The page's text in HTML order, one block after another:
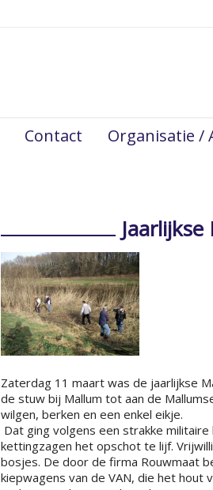
Contact Organisatie /
Zaterdag 11 maart was de jaarlijkse
de stuw bij Mallum tot aan de
wilgen, berken en een enkel eikje.
Dat ging volgens een strakke
kettingzagen het opschot te lijf.
bosjes. De door de firma Rouwmaat
kiepwagens van de VAN, die het